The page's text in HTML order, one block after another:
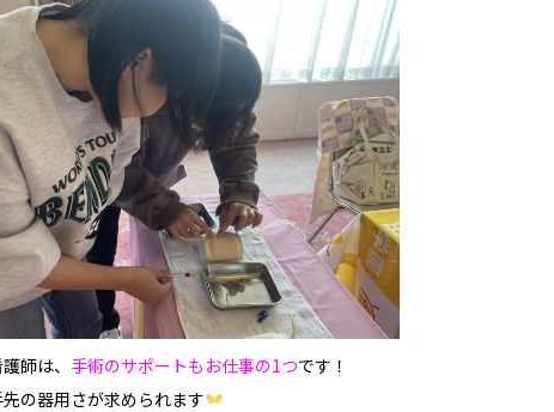
師は、 手術のサポートもお仕事の1つです！
の器用さが求められます